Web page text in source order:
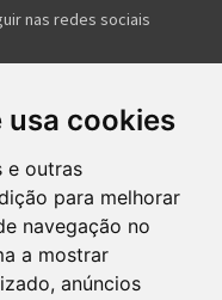
usa cookies
e outras
para melhorar
navegação no
a mostrar
anúncios
nas redes sociais
seu cadastro
de ajuda